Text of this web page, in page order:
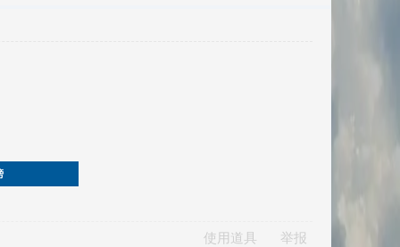
使用道具 举报